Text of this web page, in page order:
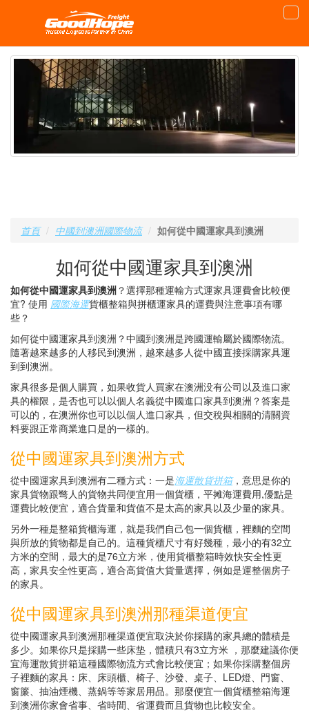
首頁 中國到澳洲國際物流 如何從中國運家具到澳洲
如何從中國運家具到澳洲
如何從中國運家具到澳洲 ？選擇那種運輸方式運家具運費會比較便
宜? 使用 國際海運貨櫃整箱與拼櫃運家具的運費與注意事項有哪
些？
如何從中國運家具到澳洲？中國到澳洲是跨國運輸屬於國際物流。
隨著越來越多的人移民到澳洲，越來越多人從中國直接採購家具運
到到澳洲。
家具很多是個人購買，如果收貨人買家在澳洲没有公司以及進口家
具的權限，是否也可以以個人名義從中國進口家具到澳洲？答案是
可以的，在澳洲你也可以以個人進口家具，但交稅與相關的清關資
料要跟正常商業進口是的一樣的。
從中國運家具到澳洲方式
從中國運家具到澳洲有二種方式：一是海運散貨拼箱，意思是你的
家具貨物跟彆人的貨物共同便宜用一個貨櫃，平摊海運費用,優點是
運費比較便宜，適合貨量和貨值不是太高的家具以及少量的家具。
另外一種是整箱貨櫃海運，就是我們自己包一個貨櫃，裡麵的空間
與所放的貨物都是自己的。這種貨櫃尺寸有好幾種，最小的有32立
方米的空間，最大的是76立方米，使用貨櫃整箱時效快安全性更
高，家具安全性更高，適合高貨值大貨量選擇，例如是運整個房子
的家具。
從中國運家具到澳洲那種渠道便宜
從中國運家具到澳洲那種渠道便宜取決於你採購的家具總的體積是
多少。如果你只是採購一些床垫，體積只有3立方米 ，那麼建議你便
宜海運散貨拼箱這種國際物流方式會比較便宜；如果你採購整個房
子裡麵的家具：床、床頭櫃、椅子、沙發、桌子、LED燈、門窗、
窗簾、抽油煙機、蒸鍋等等家居用品。那麼便宜一個貨櫃整箱海運
到澳洲你家會省事、省時間、省運費而且貨物也比較安全。